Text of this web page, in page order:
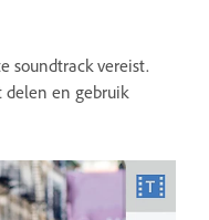
soundtrack vereist.
delen en gebruik